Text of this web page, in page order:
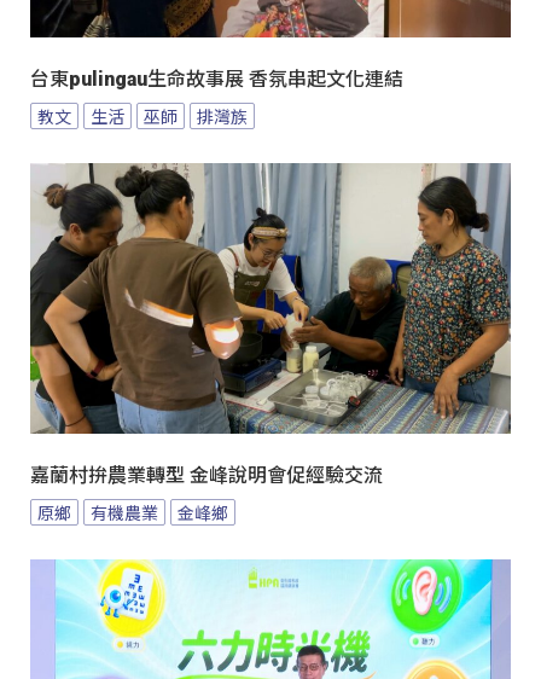
台東pulingau生命故事展 香氛串起文化連結
教文 生活 巫師 排灣族
嘉蘭村拚農業轉型 金峰說明會促經驗交流
原鄉 有機農業 金峰鄉